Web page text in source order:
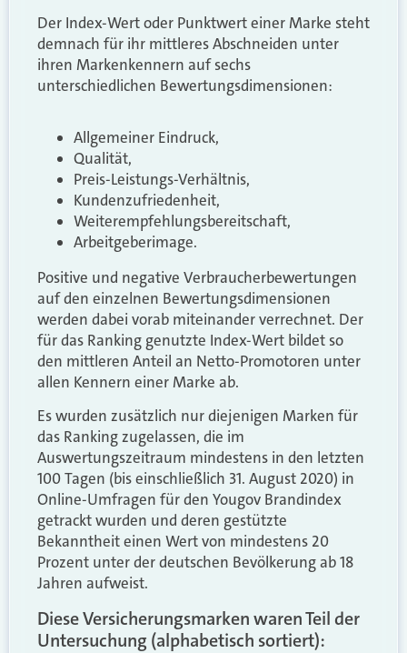
Der Index-Wert oder Punktwert einer Marke steht
demnach für ihr mittleres Abschneiden unter
ihren Markenkennern auf sechs
unterschiedlichen Bewertungsdimensionen:
Allgemeiner Eindruck,
Qualität,
Preis-Leistungs-Verhältnis,
Kundenzufriedenheit,
Weiterempfehlungsbereitschaft,
Arbeitgeberimage.
Positive und negative Verbraucherbewertungen
auf den einzelnen Bewertungsdimensionen
werden dabei vorab miteinander verrechnet. Der
für das Ranking genutzte Index-Wert bildet so
den mittleren Anteil an Netto-Promotoren unter
allen Kennern einer Marke ab.
Es wurden zusätzlich nur diejenigen Marken für
das Ranking zugelassen, die im
Auswertungszeitraum mindestens in den letzten
100 Tagen (bis einschließlich 31. August 2020) in
Online-Umfragen für den Yougov Brandindex
getrackt wurden und deren gestützte
Bekanntheit einen Wert von mindestens 20
Prozent unter der deutschen Bevölkerung ab 18
Jahren aufweist.
Diese Versicherungsmarken waren Teil der
Untersuchung (alphabetisch sortiert):